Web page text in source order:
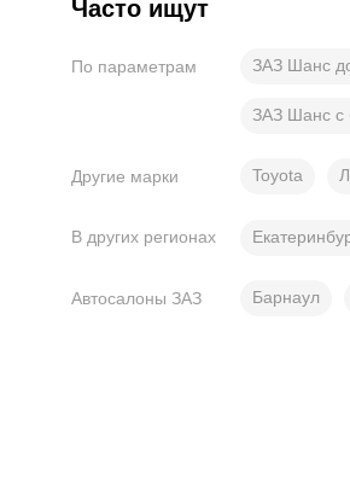
Часто ищут
По параметрам ЗАЗ Шанс
ЗАЗ Шанс с
Другие марки Toyota
В других регионах
Автосалоны ЗАЗ Барнаул